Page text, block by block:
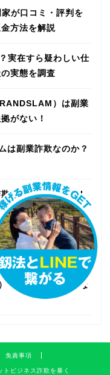
が口コミ・評判を
方法を解説
実在すら疑わしい仕
実態を調査
）は副業
がない！
は副業詐欺なのか？
なのか？最先端AI
詐欺！運営会社を変
再編集】
は副業詐欺で稼げな
免責事項
ビジネス詐欺を暴く